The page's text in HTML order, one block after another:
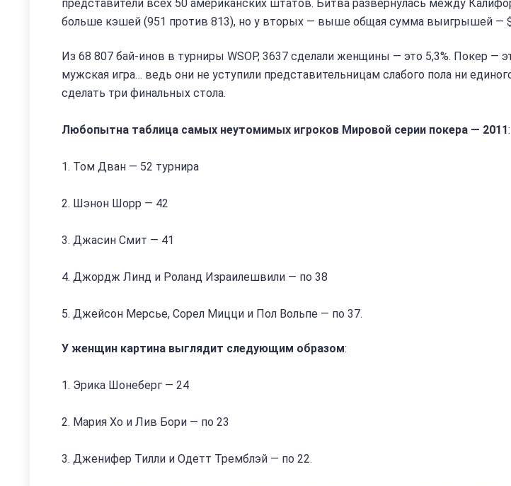
представители всех 50 американских штатов. Битва развернулась между
больше кэшей (951 против 813), но у вторых — выше общая сумма выигрышей — $
Из 68 807 бай-инов в турниры WSOP, 3637 сделали женщины — это 5,3%. Покер —
мужская игра… ведь они не уступили представительницам слабого пола ни
сделать три финальных стола.
Любопытна таблица самых неутомимых игроков Мировой серии покера — 2011:
1. Том Дван — 52 турнира
2. Шэнон Шорр — 42
3. Джасин Смит — 41
4. Джордж Линд и Роланд Израилешвили — по 38
5. Джейсон Мерсье, Сорел Мицци и Пол Вольпе — по 37.
У женщин картина выглядит следующим образом:
1. Эрика Шонеберг — 24
2. Мария Хо и Лив Бори — по 23
3. Дженифер Тилли и Одетт Тремблэй — по 22.